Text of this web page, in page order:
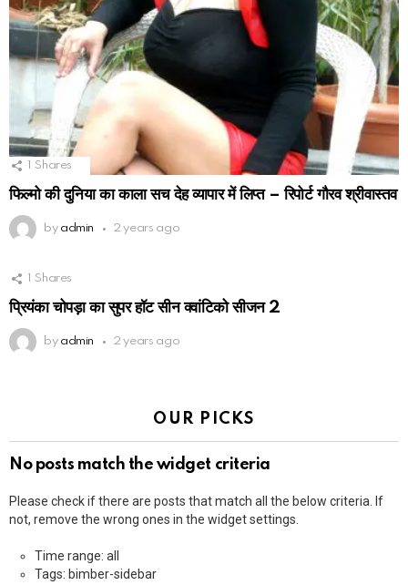
Shares
फिल्मो की दुनिया का काला सच देह व्यापार में लिप्त – रिपोर्ट गौरव श्रीवास्तव
by admin 2 years ago
Shares
प्रियंका चोपड़ा का सुपर हॉट सीन क्वांटिको सीजन 2
by admin 2 years ago
OUR PICKS
No posts match the widget criteria
Please check if there are posts that match all the below criteria. If
not, remove the wrong ones in the widget settings.
Time range: all
Tags: bimber-sidebar